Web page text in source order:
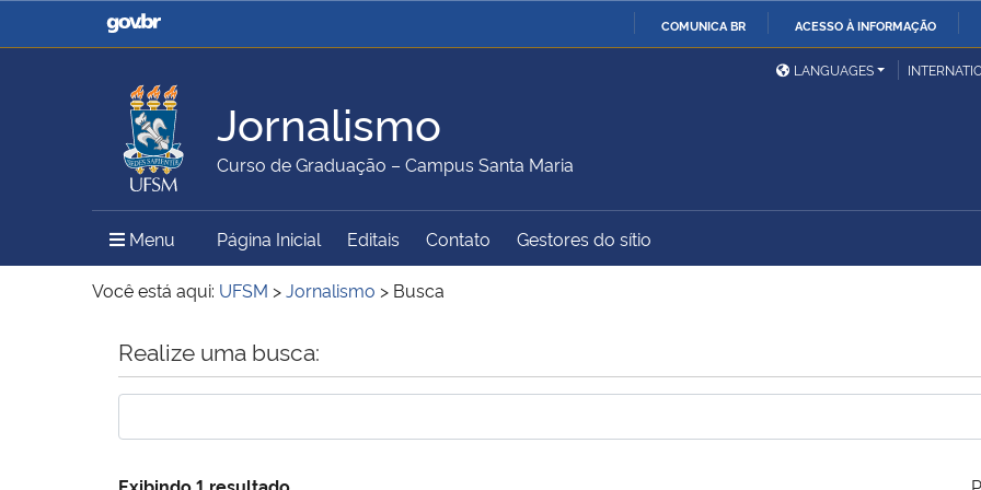
COMUNICA BR ACESSO À INFORMAÇÃO
Casa Civil
Ministério da Justiça e
Ministério da Defesa
Ministério das Relações
Exteriores
Ministério da Agricultura,
Pecuária e Abastecimento
Ministério da Educação
Ministério do Meio Ambiente Ministério do Turismo
Ministério do
LANGUAGES
Jornalismo
Curso de Graduação – Campus Santa Maria
Menu Menu Principal do Sítio
Página Inicial Editais Contato Gestores do sítio
Você está aqui: UFSM >Jornalismo > Busca
Início do conteúdo
Realize uma busca:
Exibindo 1 resultado